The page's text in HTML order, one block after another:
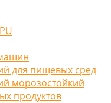
для пищевых сред
морозостойкий
продуктов